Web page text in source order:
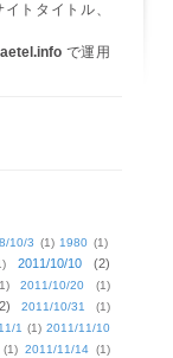
トタイトル、
で運用
10/3 (1) 1980 (1)
2011/10/10
(2)
2011/10/20 (1)
2011/10/31 (1)
1 (1) 2011/11/10
(1) 2011/11/14 (1)